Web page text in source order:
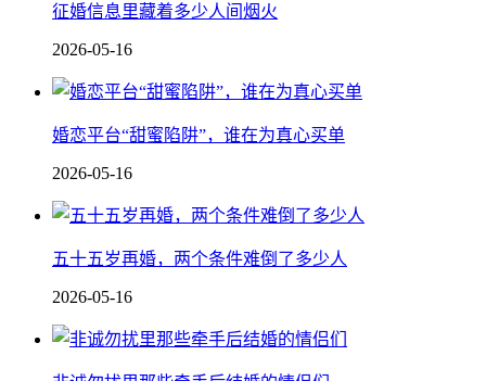
征婚信息里藏着多少人间烟火
2026-05-16
婚恋平台“甜蜜陷阱”，谁在为真心买单
2026-05-16
五十五岁再婚，两个条件难倒了多少人
2026-05-16